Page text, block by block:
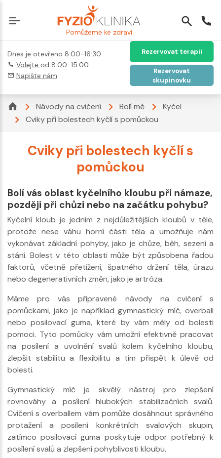
Pomůžeme ke zdraví
Dnes je otevřeno 8:00-16:30
Volejte od 8:00-15:00
Napište nám
Rezervovat terapii
Rezervovat
skupinovku
Návody na cvičení Bolí mě
Kyčel
Cviky při bolestech kyčlí s pomůckou
Cviky při bolestech kyčlí s
pomůckou
Bolí vás oblast kyčelního kloubu při námaze,
později při chůzi nebo na začátku pohybu?
Kyčelní kloub je jedním z nejdůležitějších kloubů v těle,
protože nese váhu horní části těla a umožňuje nám
vykonávat základní pohyby, jako je chůze, běh, sezení a
stání. Bolest v této oblasti může být způsobena řadou
faktorů, včetně přetížení, špatného držení těla, úrazu
nebo degenerativních změn, jako je artróza.
Máme pro vás připravené návody na cvičení s
pomůckami, jako je například gymnastický míč, overball
nebo posilovací guma, které by vám měly od bolesti
pomoci. Tyto pomůcky vám umožní efektivně pracovat
na posílení a uvolnění svalů kolem kyčelního kloubu,
zlepšit stabilitu a flexibilitu a tím přispět k úlevě od
bolesti.
Gymnastický míč je skvělý nástroj pro zlepšení
rovnováhy a posílení hlubokých stabilizačních svalů.
Cvičení s overballem vám pomůže dosáhnout správného
protažení a posílení konkrétních svalových skupin,
zatímco posilovací guma poskytuje odpor potřebný k
posílení svalů a zlepšení pohyblivosti kloubu.